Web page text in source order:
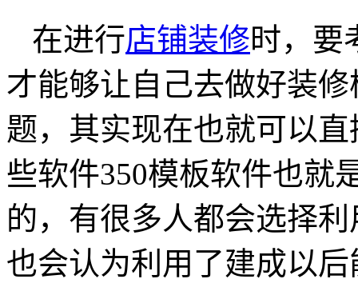
在进行店铺装修时，要
才能够让自己去做好装
题，其实现在也就可以
些软件350模板软件也就
的，有很多人都会选择
也会认为利用了建成以